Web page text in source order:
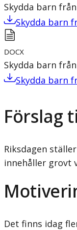
Skydda barn
Skydda barn
DOCX
Skydda barn
Skydda barn
Förslag
Riksdagen
innehåller grovt
Det finns idag